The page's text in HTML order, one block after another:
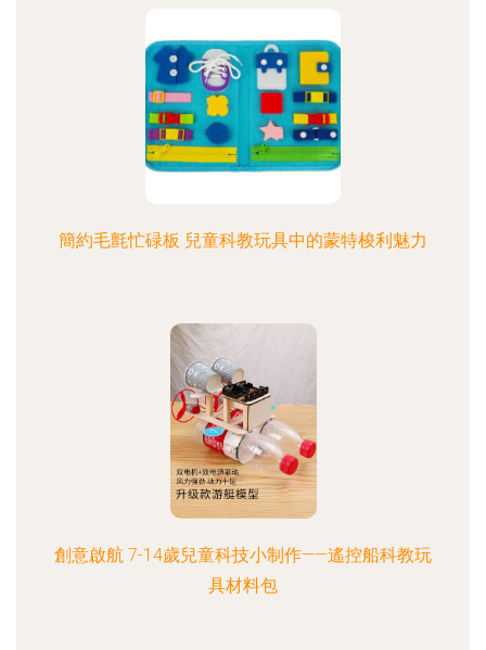
簡約毛氈忙碌板 兒童科教玩具中的蒙特梭利魅力
創意啟航 7-14歲兒童科技小制作——遙控船科教玩
具材料包